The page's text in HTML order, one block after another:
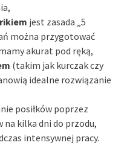
jest zasada „5
można przygotować
akurat pod ręką,
(takim jak kurczak czy
idealne rozwiązanie
posiłków poprzez
kilka dni do przodu,
intensywnej pracy.